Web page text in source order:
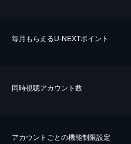
毎⽉もらえるU-NEXTポイント
同時視聴アカウント数
アカウントごとの機能制限設定